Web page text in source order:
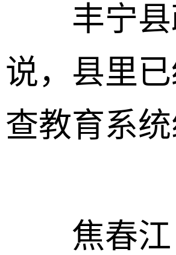
丰宁县
说，县里
查教育系
焦春江